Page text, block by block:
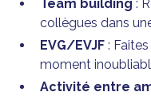
Team building :
collègues dans
EVG/EVJF :
moment
Activité entre